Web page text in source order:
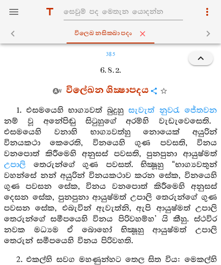
විලෙඛනසික‍්ඛාපදං
385
6. 8. 2.
විලේඛන ශික්‍ෂාපදය
1. එසමයෙහි භාග්‍යවත් බුදුහුසැවැත් නුවරැ ජේතවන
නම් වූ අනේපිඬු සිටුහුගේ අරම්හි වැඩැවෙසෙති.
එසමයෙහි වනාහි භාග්‍යවත්හු නොයෙක් අයුරින්
විනයකථා කෙරෙති, විනයෙහි ගුණ පවසති, විනය
වනපොත් කිරීමෙහි අනුසස් පවසති, පුනපුනා ආයුෂ්මත්
උපාලි තෙරුන්ගේ ගුණ පවසත්. භික්‍ෂූහු “භාග්‍යවතුන්
වහන්සේ නන් අයුරින් විනයකථාව කරන සේක, විනයෙහි
ගුණ පවසන සේක, විනය වනපොත් කිරීමෙහි අනුසස්
දෙසන සේක, පුනපුනා ආයුෂ්මත් උපාලි තෙරුන්ගේ ගුණ
පවසන සේක, එබැවින් ඇවැත්නි, ඇපි ආයුෂ්මත් උපාලි
තෙරුන්ගේ සමීපයෙහි විනය පිරිවහම්හ’ යි කීහු. ස්ථවිර
නවක මධ්‍යම ඒ බොහෝ භික්‍ෂූහු ආයුෂ්මත් උපාලි
තෙරුන් සමීපයෙහි විනය පිරිවහති.
2. එකල්හි සවග මහණුන්හට තෙල සිත විය: මෙකල්හි